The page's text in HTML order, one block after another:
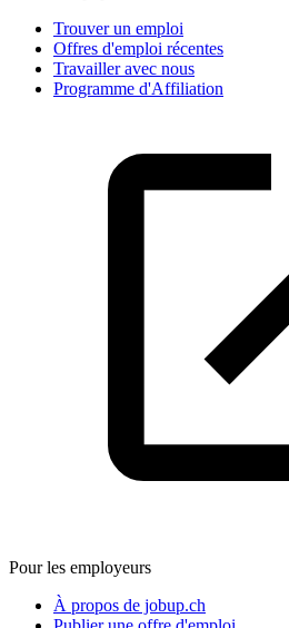
Trouver un emploi
Offres d'emploi récentes
Travailler avec nous
Programme d'Affiliation
Pour les employeurs
À propos de jobup.ch